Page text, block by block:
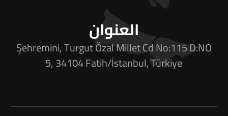
العنوان
Şehremini, Turgut Özal Millet Cd No:115 D:NO
5, 34104 Fatih/İstanbul, Türkiye